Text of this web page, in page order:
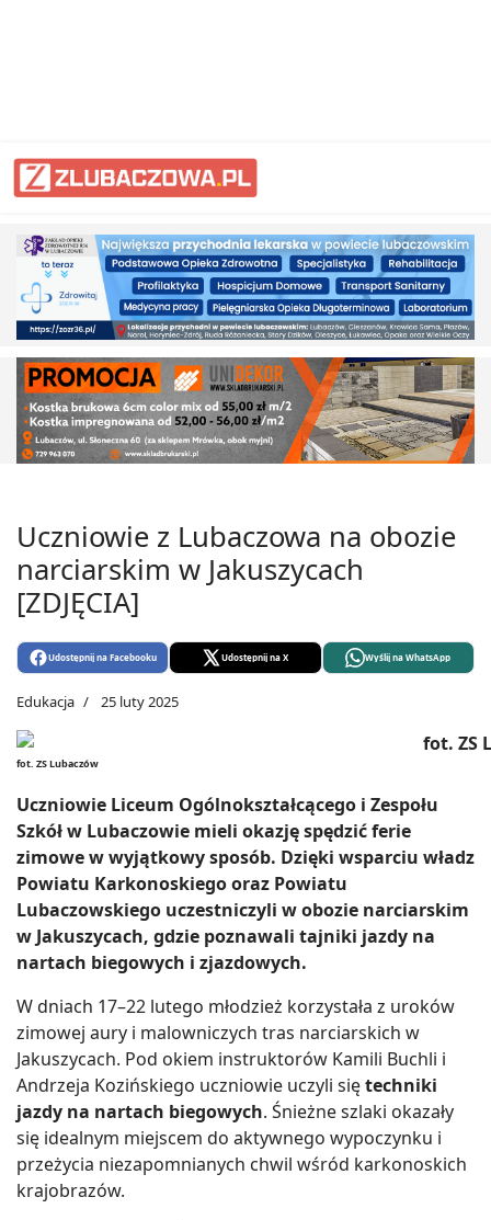
Uczniowie z Lubaczowa na obozie
narciarskim w Jakuszycach
[ZDJĘCIA]
Udostępnij na Facebooku Udostępnij na X Wyślij na WhatsApp
Edukacja 25 luty 2025
fot. ZS Lubaczów
Uczniowie Liceum Ogólnokształcącego i Zespołu
Szkół w Lubaczowie mieli okazję spędzić ferie
zimowe w wyjątkowy sposób. Dzięki wsparciu władz
Powiatu Karkonoskiego oraz Powiatu
Lubaczowskiego uczestniczyli w obozie narciarskim
w Jakuszycach, gdzie poznawali tajniki jazdy na
nartach biegowych i zjazdowych.
W dniach 17–22 lutego młodzież korzystała z uroków
zimowej aury i malowniczych tras narciarskich w
Jakuszycach. Pod okiem instruktorów Kamili Buchli i
Andrzeja Kozińskiego uczniowie uczyli siętechniki
jazdy na nartach biegowych. Śnieżne szlaki okazały
się idealnym miejscem do aktywnego wypoczynku i
przeżycia niezapomnianych chwil wśród karkonoskich
krajobrazów.